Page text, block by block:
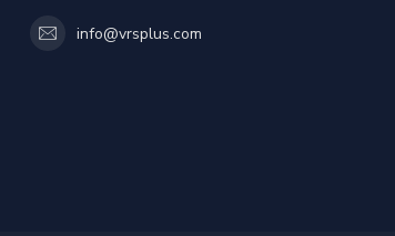
info@vrsplus.com